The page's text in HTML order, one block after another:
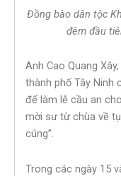
Đồng bào dân tộc
đêm đầu
Anh Cao Quang
thành phố Tây Ninh
để làm lễ cầu an
mời sư từ chùa về
cúng”.
Trong các ngày 15